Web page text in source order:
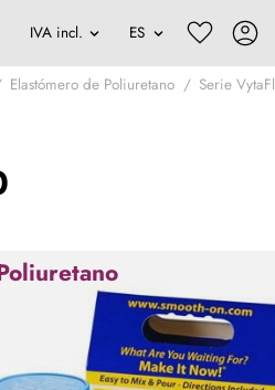
Elastómero de Poliuretano Serie